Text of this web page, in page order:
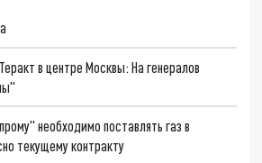
в центре Москвы: На генералов
необходимо поставлять газ в
текущему контракту